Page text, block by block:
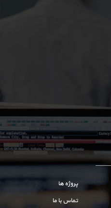
پروژه ها
تماس با ما